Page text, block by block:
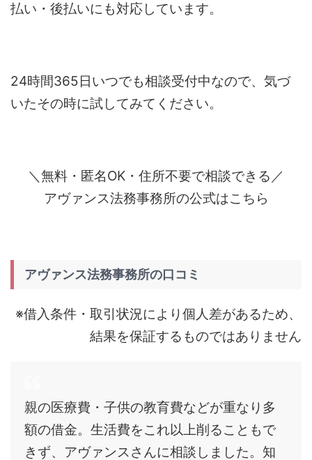
払い・後払いにも対応しています。
24時間365日いつでも相談受付中なので、気づ
いたその時に試してみてください。
＼無料・匿名OK・住所不要で相談できる／
アヴァンス法務事務所の公式はこちら
アヴァンス法務事務所の口コミ
※借入条件・取引状況により個人差があるため、
結果を保証するものではありません
親の医療費・子供の教育費などが重なり多
額の借金。生活費をこれ以上削ることもで
きず、アヴァンスさんに相談しました。知